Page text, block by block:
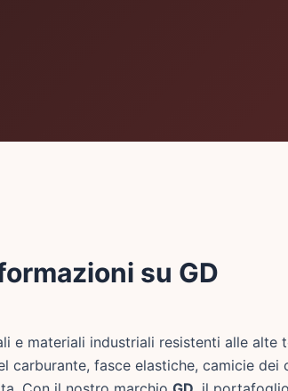
su GD
e materiali industriali resistenti alle alte
fasce elastiche, camicie